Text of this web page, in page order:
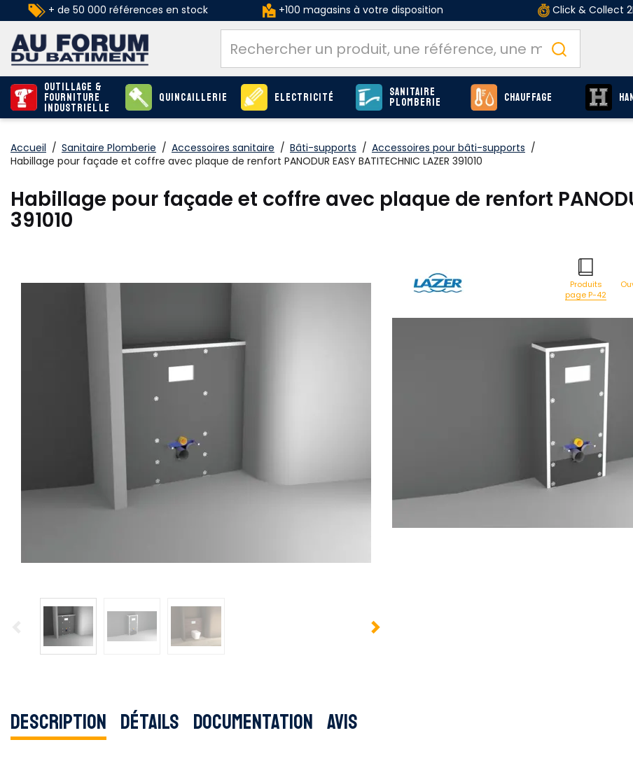
+ de 50 000 références en stock +100 magasins à votre disposition Click & Collect
Outillage &
Fourniture
industrielle
Quincaillerie Electricité Sanitaire
Plomberie Chauffage
Accueil / Sanitaire Plomberie / Accessoires sanitaire / Bâti-supports / Accessoires pour bâti-supports /
Habillage pour façade et coffre avec plaque de renfort PANODUR EASY BATITECHNIC LAZER 391010
Habillage pour façade et coffre avec plaque de renfort
391010
Produits
page P-42
LES AVANTAGES DU PRODUIT
Garantit une résistance optimale
Permet d’éviter le poinçonnement
Description Détails Documentation Avis